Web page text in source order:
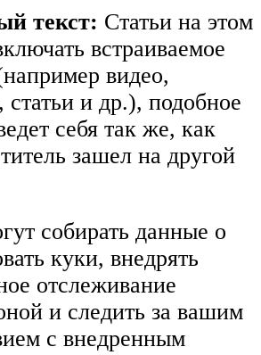
текст: Статьи на этом
встраиваемое
видео,
статьи и др.), подобное
себя так же, как
зашел на другой
собирать данные о
куки, внедрять
отслеживание
и следить за вашим
с внедренным